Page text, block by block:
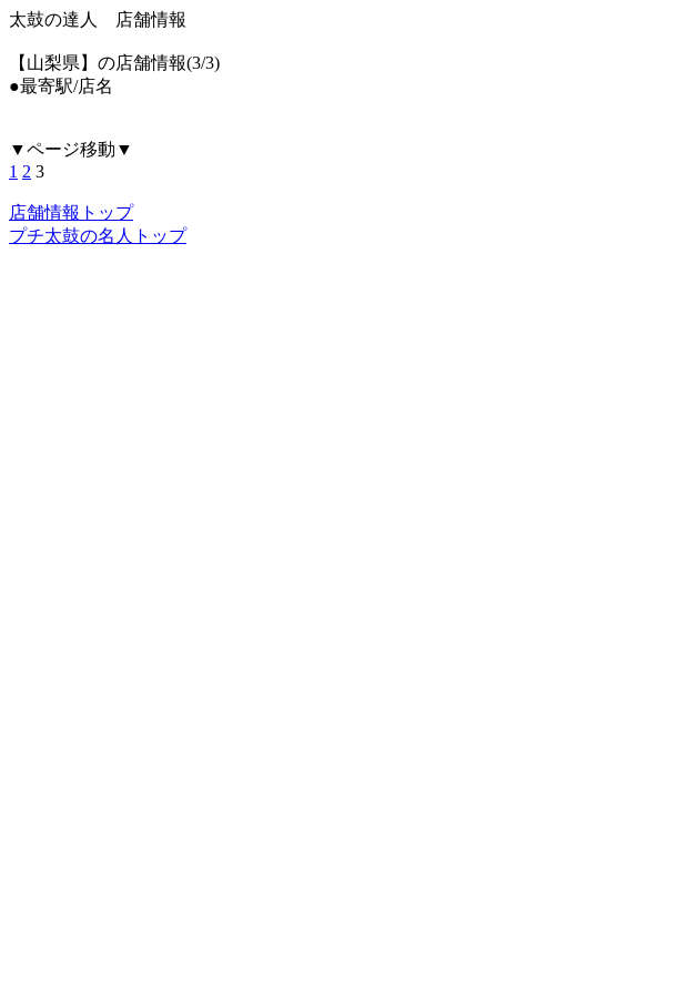
太鼓の達人 店舗情報
【山梨県】の店舗情報(3/3)
●最寄駅/店名
▼ページ移動▼
1 2 3
店舗情報トップ
プチ太鼓の名人トップ